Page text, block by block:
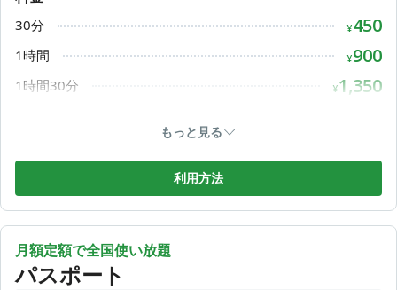
8月12日（水）
07:00〜21:00
8月13日（木）
07:00〜21:00
8月14日（金）
30分 ¥450
1時間 ¥900
1時間30分 ¥1,350
もっと見る
利用方法
月額定額で全国使い放題
パスポート